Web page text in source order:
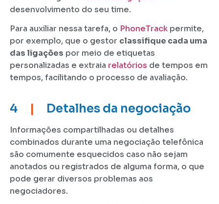
desenvolvimento do seu time.
Para auxiliar nessa tarefa, o PhoneTrack permite,
por exemplo, que o gestor classifique cada uma
das ligações por meio de etiquetas
personalizadas e extraia relatórios de tempos em
tempos, facilitando o processo de avaliação.
4 | Detalhes da negociação
Informações compartilhadas ou detalhes
combinados durante uma negociação telefônica
são comumente esquecidos caso não sejam
anotados ou registrados de alguma forma, o que
pode gerar diversos problemas aos
negociadores.